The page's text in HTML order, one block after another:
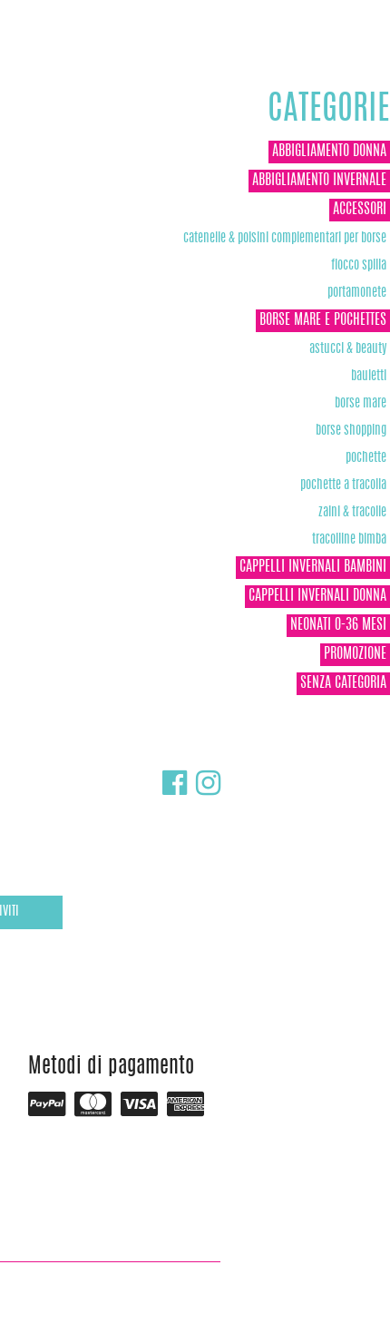
CATEGORIE
ABBIGLIAMENTO DONNA
ABBIGLIAMENTO INVERNALE
ACCESSORI
catenelle & polsini complementari per borse
fiocco spilla
portamonete
BORSE MARE E POCHETTES
astucci & beauty
bauletti
borse mare
borse shopping
pochette
pochette a tracolla
zaini & tracolle
tracolline bimba
CAPPELLI INVERNALI BAMBINI
CAPPELLI INVERNALI DONNA
NEONATI 0-36 MESI
PROMOZIONE
SENZA CATEGORIA
Metodi di pagamento